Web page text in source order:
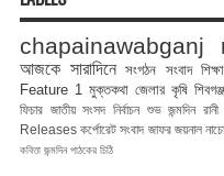
chapainawabganj
আজকে সারাদিনে সংগঠন সংবাদ
Feature 1 মুক্তকথা জেলার কৃষি শিবগঞ্জ
ফিচার জাতীয় সংসদ নির্বাচন শুভ জন্মদিন রানী
Releases কর্পোরেট সংবাদ জাফর জয়নাল
কবিতা জন্মদিন পাঠকের চিঠি